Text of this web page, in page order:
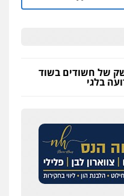
של חשודים בשוד
בלגי